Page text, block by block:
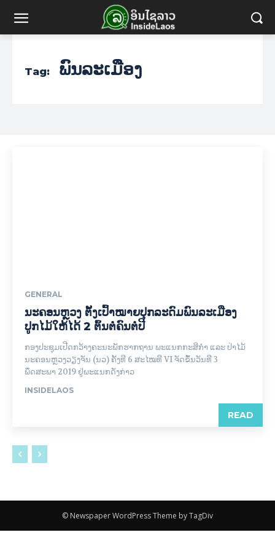
Tag: ພົນລະເມືອງ
GENERAL
ນະຄອນຫຼວງ ຕັ້ງເປົ້າໝາຍປຸກລະດົມພົນລະເມືອງ
ປູກໄມ້ໃຫ້ໄດ້ 2 ຕົ້ນຕໍ່ຄົນຕໍ່ປີ
ກອງປະຊຸມເປີດກວ້າງຄະນະພັກຮາກຖານ ພະແນກກະສິກໍາ ແລະ ປ່າໄມ້
ນະຄອນຫຼວງວຽງຈັນ (ນວ) ຄັ້ງທີ 6 ສະໄໝທີ VI ຈັດຂຶ້ນວັນທີ 3
ພຶດສະພາ 2019 ຢູ່ພະແນກດັ່ງກ່າວ
INSIDELAOS
READ
© Newspaper WordPress Theme by TagDiv